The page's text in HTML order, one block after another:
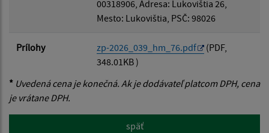
00318906, Adresa: Lukovištia 26,
Mesto: Lukovištia, PSČ: 98026
Prílohy zp-2026_039_hm_76.pdf
(PDF,
348.01KB )
* Uvedená cena je konečná. Ak je dodávateľ platcom DPH, cena
je vrátane DPH.
späť